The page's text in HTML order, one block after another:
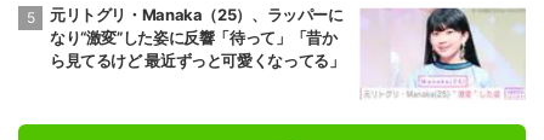
元リトグリ・Manaka（25）、ラッパーに
なり“激変”した姿に反響「待って」「昔か
ら見てるけど 最近ずっと可愛くなってる」